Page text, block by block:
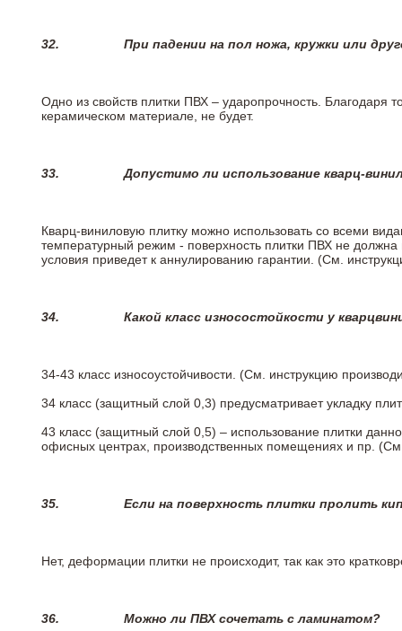
32. При падении на пол ножа, кружки или
Одно из свойств плитки ПВХ – ударопрочность. Благодаря
керамическом материале, не будет.
33.Допустимо ли использование кварц-
Кварц-виниловую плитку можно использовать со всеми
температурный режим - поверхность плитки ПВХ не
условия приведет к аннулированию гарантии. (См.
34. Какой класс износостойкости у
34-43 класс износоустойчивости. (См. инструкцию
34 класс (защитный слой 0,3) предусматривает укладку
43 класс (защитный слой 0,5) – использование плитки
офисных центрах, производственных помещениях и пр.
35. Если на поверхность плитки пролить
Нет, деформации плитки не происходит, так как это
36. Можно ли ПВХ сочетать с ламинатом?